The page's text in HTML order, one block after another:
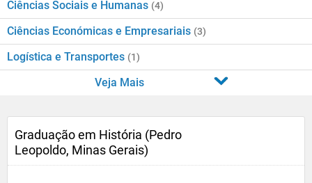
Ciências Sociais e Humanas (4)
Ciências Económicas e Empresariais (3)
Logística e Transportes (1)
Veja Mais
Graduação em História (Pedro
Leopoldo, Minas Gerais)